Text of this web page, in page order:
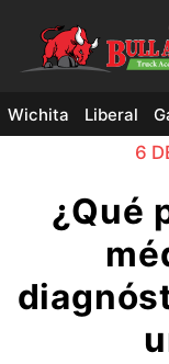
Wichita Liberal
6
¿Qué